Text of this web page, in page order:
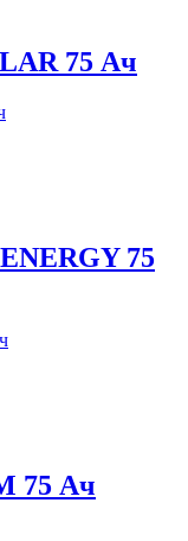
75 Ач
75
75 Ач